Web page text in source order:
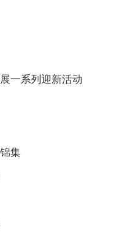
一系列迎新活动
集